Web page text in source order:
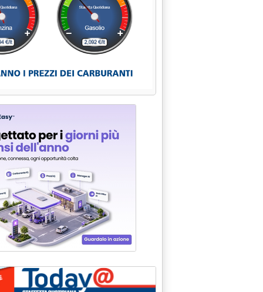
A TRASFORMAZIONI'
alle 0.0.
CONFERMATO PER LUNEDI' CONSIGLIO ENERGIA -